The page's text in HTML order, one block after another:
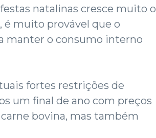
natalinas cresce muito o
é muito provável que o
manter o consumo interno
fortes restrições de
um final de ano com preços
bovina, mas também